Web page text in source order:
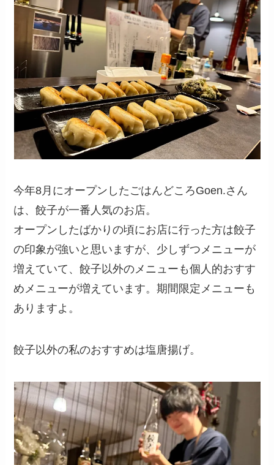
今年8月にオープンしたごはんどころGoen.さん
は、餃子が一番人気のお店。
オープンしたばかりの頃にお店に行った方は餃子
の印象が強いと思いますが、少しずつメニューが
増えていて、餃子以外のメニューも個人的おすす
めメニューが増えています。期間限定メニューも
ありますよ。
餃子以外の私のおすすめは塩唐揚げ。